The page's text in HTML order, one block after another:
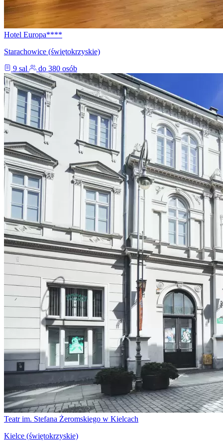
Hotel Europa****
Starachowice (świętokrzyskie)
9 sal
do 380 osób
Teatr im. Stefana Żeromskiego w Kielcach
Kielce (świętokrzyskie)